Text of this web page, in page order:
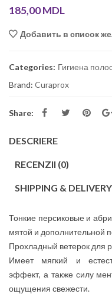
185,00MDL
Добавить в список
Categories: Гигиена
Brand: Curaprox
Share:
DESCRIERE
RECENZII (0)
SHIPPING & DELIVERY
Тонкие персиковые и
мятой и дополнительной
Прохладный ветерок для
Имеет мягкий и
эффект, а также силу
ощущения свежести.